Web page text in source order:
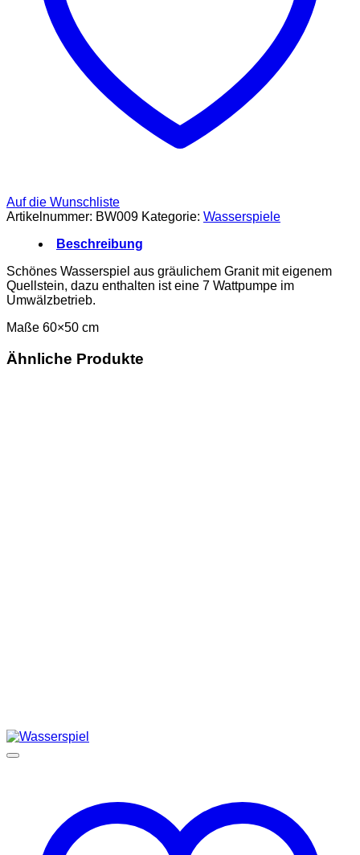
Auf die Wunschliste
Artikelnummer: BW009 Kategorie: Wasserspiele
Beschreibung
Schönes Wasserspiel aus gräulichem Granit mit eigenem
Quellstein, dazu enthalten ist eine 7 Wattpumpe im
Umwälzbetrieb.
Maße 60×50 cm
Ähnliche Produkte